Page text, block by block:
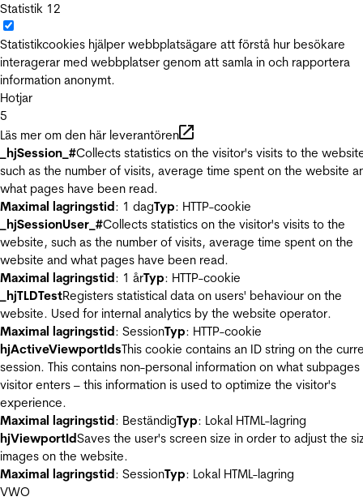
Statistik 12
Statistikcookies hjälper webbplatsägare att förstå hur besökare
interagerar med webbplatser genom att samla in och rapportera
information anonymt.
Hotjar
5
Läs mer om den här leverantören
_hjSession_#Collects statistics on the visitor's visits to the
such as the number of visits, average time spent on the website
what pages have been read.
Maximal lagringstid: 1 dagTyp: HTTP-cookie
_hjSessionUser_#Collects statistics on the visitor's visits to the
website, such as the number of visits, average time spent on the
website and what pages have been read.
Maximal lagringstid: 1 årTyp: HTTP-cookie
_hjTLDTestRegisters statistical data on users' behaviour on the
website. Used for internal analytics by the website operator.
Maximal lagringstid: SessionTyp: HTTP-cookie
hjActiveViewportIdsThis cookie contains an ID string on the
session. This contains non-personal information on what
visitor enters – this information is used to optimize the visitor's
experience.
Maximal lagringstid: BeständigTyp: Lokal HTML-lagring
hjViewportIdSaves the user's screen size in order to adjust the
images on the website.
Maximal lagringstid: SessionTyp: Lokal HTML-lagring
VWO